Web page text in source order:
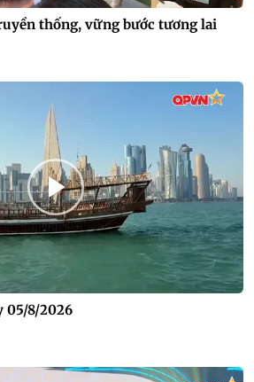
thống, vững bước tương lai
05/8/2026